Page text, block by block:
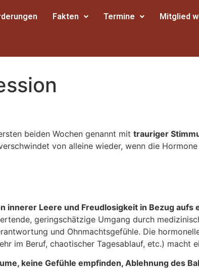
Fakten Termine Mitglied
beiden Wochen genannt mit trauriger
von alleine wieder, wenn die
innerer Leere und Freudlosigkeit in Bezug aufs
geringschätzige Umgang durch
und Ohnmachtsgefühle. Die
im Beruf, chaotischer Tagesablauf, etc.) macht
keine Gefühle empfinden, Ablehnung des